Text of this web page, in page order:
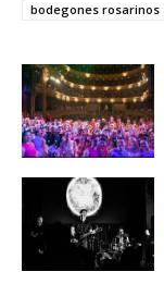
bodegones rosarinos